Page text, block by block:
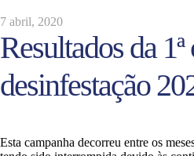
7 abril, 2020
Resultados da
desinfestação
Esta campanha decorreu entre os